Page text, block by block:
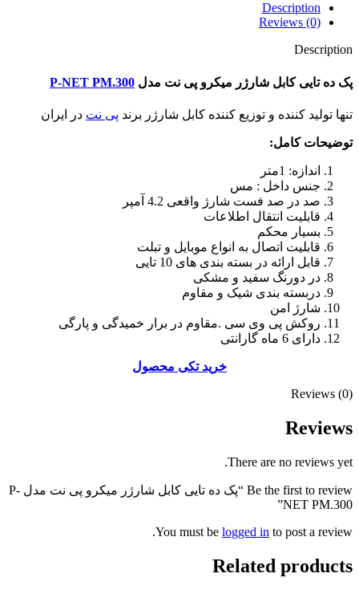
Description
Reviews (0)
Description
پک ده تایی کابل شارژر میکرو پی نت مدل P-NET PM.300
تنها تولید کننده و توزیع کننده کابل شارژر برند پی نت در ایران
توضیحات کامل:
اندازه: 1متر
جنس داخل : مس
صد در صد فست شارژ واقعی 4.2 آمپر
قابلیت انتقال اطلاعات
بسیار محکم
قابلیت اتصال به انواع موبایل و تبلت
قابل ارائه در بسته بندی های 10 تایی
در دورنگ سفید و مشکی
دربسته بندی شیک و مقاوم
شارژ امن
روکش پی وی سی .مقاوم در برار خمیدگی و پارگی
دارای 6 ماه گارانتی
خرید تکی محصول
Reviews (0)
Reviews
There are no reviews yet.
Be the first to review “پک ده تایی کابل شارژر میکرو پی نت مدل P-
NET PM.300”
You must be logged in to post a review.
Related products